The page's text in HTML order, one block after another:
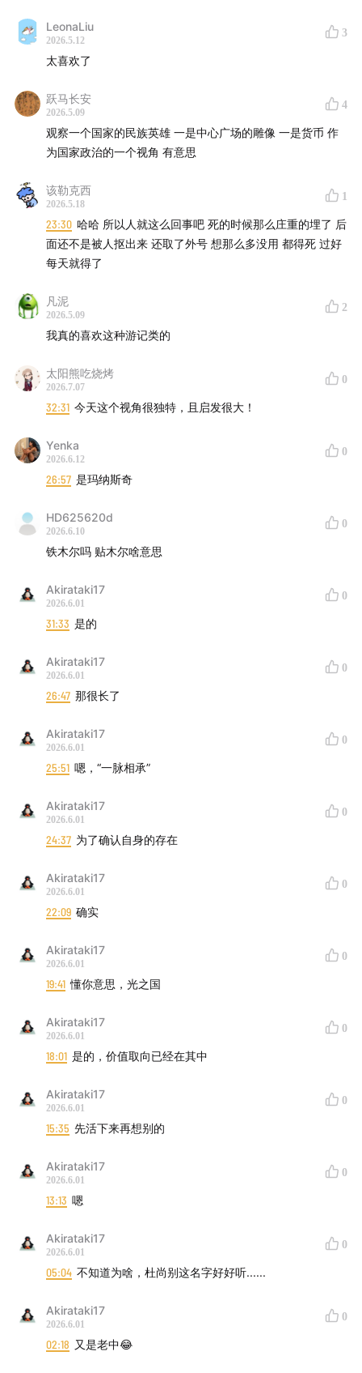
BGM：
песни 2025
00:00 塔吉克斯坦是个什么样的国家：山地、人口、人均
2024 莫斯科音乐厅恐袭与塔吉克的"潜伏噩梦"
片治肯特：唐代的米国，粟特文明的最东端
19:00 722 年城破被钉十字架；751 怛罗斯之战
中亚文明史的五个轮回 / 前后伊斯兰分水岭
25:00 中国今天对塔吉克的存在：42% 的外债
关于"债务陷阱"叙事的再思考
30:00 塔吉克的两张王牌：铝（Talco）与水电（Rogun、
CASA-1000）
32:30 五国民族英雄对照：从片治肯特延伸出来的观察
土库曼斯坦：尼亚佐夫与"在世造神"
36:00 乌兹别克斯坦：帖木儿，"严格说不是乌兹别克人"
塔吉克斯坦：索莫尼 / 萨曼尼 —— 我们是波斯人的
哈萨克斯坦：金衣人 + 阿布赉汗的双层叙事
46:30
吉尔吉斯斯坦：玛纳斯，一位可能不存在的史诗英
雄
LeonaLiu
2026.5.12
3
太喜欢了
跃马长安
2026.5.09
4
观察一个国家的民族英雄 一是中心广场的雕像 一是货币 作
为国家政治的一个视角 有意思
该勒克西
2026.5.18
1
23:30 哈哈 所以人就这么回事吧 死的时候那么庄重的埋了 后
面还不是被人抠出来 还取了外号 想那么多没用 都得死 过好
每天就得了
凡泥
2026.5.09
2
我真的喜欢这种游记类的
太阳熊吃烧烤
2026.7.07
0
32:31 今天这个视角很独特，且启发很大！
Yenka
2026.6.12
0
26:57 是玛纳斯奇
HD625620d
2026.6.10
0
铁木尔吗 贴木尔啥意思
Akirataki17
2026.6.01
0
31:33 是的
Akirataki17
2026.6.01
0
26:47 那很长了
Akirataki17
2026.6.01
0
25:51 嗯，“一脉相承”
Akirataki17
2026.6.01
0
24:37 为了确认自身的存在
Akirataki17
2026.6.01
0
22:09 确实
Akirataki17
2026.6.01
0
19:41 懂你意思，光之国
Akirataki17
2026.6.01
0
18:01 是的，价值取向已经在其中
Akirataki17
2026.6.01
0
15:35 先活下来再想别的
Akirataki17
2026.6.01
0
13:13 嗯
Akirataki17
2026.6.01
0
05:04 不知道为啥，杜尚别这名字好好听......
Akirataki17
2026.6.01
0
02:18 又是老中😂